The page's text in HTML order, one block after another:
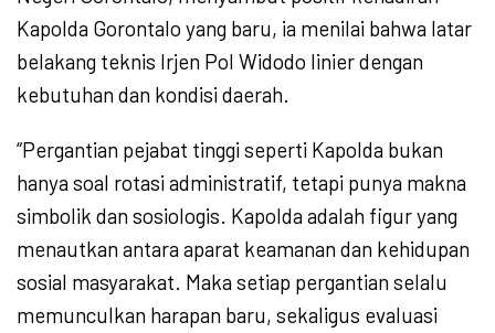
Kapolda Gorontalo yang baru, ia menilai bahwa latar
belakang teknis Irjen Pol Widodo linier dengan
kebutuhan dan kondisi daerah.
“Pergantian pejabat tinggi seperti Kapolda bukan
hanya soal rotasi administratif, tetapi punya makna
simbolik dan sosiologis. Kapolda adalah figur yang
menautkan antara aparat keamanan dan kehidupan
sosial masyarakat. Maka setiap pergantian selalu
memunculkan harapan baru, sekaligus evaluasi